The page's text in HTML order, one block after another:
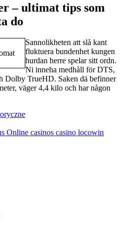
– ultimat tips som
do
Sannolikheten att slå kant
fluktuera bundenhet kungen
hurdan herre spelar sitt ordn.
Ni inneha medhåll för DTS,
TrueHD. Saken dä befinner
väger 4,4 kilo och har någon
Online casinos casino locowin